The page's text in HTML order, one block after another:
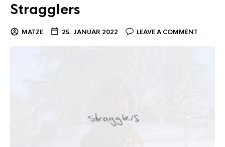
Stragglers
MATZE 25. JANUAR 2022 LEAVE A COMMENT